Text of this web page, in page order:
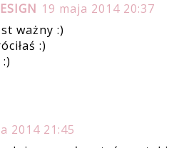
19 maja 2014 20:37
ważny :)
:)
2014 21:45